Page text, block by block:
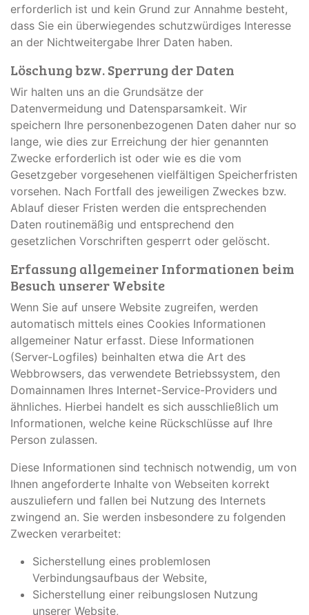
erforderlich ist und kein Grund zur Annahme besteht,
dass Sie ein überwiegendes schutzwürdiges Interesse
an der Nichtweitergabe Ihrer Daten haben.
Löschung bzw. Sperrung der Daten
Wir halten uns an die Grundsätze der
Datenvermeidung und Datensparsamkeit. Wir
speichern Ihre personenbezogenen Daten daher nur so
lange, wie dies zur Erreichung der hier genannten
Zwecke erforderlich ist oder wie es die vom
Gesetzgeber vorgesehenen vielfältigen Speicherfristen
vorsehen. Nach Fortfall des jeweiligen Zweckes bzw.
Ablauf dieser Fristen werden die entsprechenden
Daten routinemäßig und entsprechend den
gesetzlichen Vorschriften gesperrt oder gelöscht.
Erfassung allgemeiner Informationen beim
Besuch unserer Website
Wenn Sie auf unsere Website zugreifen, werden
automatisch mittels eines Cookies Informationen
allgemeiner Natur erfasst. Diese Informationen
(Server-Logfiles) beinhalten etwa die Art des
Webbrowsers, das verwendete Betriebssystem, den
Domainnamen Ihres Internet-Service-Providers und
ähnliches. Hierbei handelt es sich ausschließlich um
Informationen, welche keine Rückschlüsse auf Ihre
Person zulassen.
Diese Informationen sind technisch notwendig, um von
Ihnen angeforderte Inhalte von Webseiten korrekt
auszuliefern und fallen bei Nutzung des Internets
zwingend an. Sie werden insbesondere zu folgenden
Zwecken verarbeitet:
Sicherstellung eines problemlosen
Verbindungsaufbaus der Website,
Sicherstellung einer reibungslosen Nutzung
unserer Website,